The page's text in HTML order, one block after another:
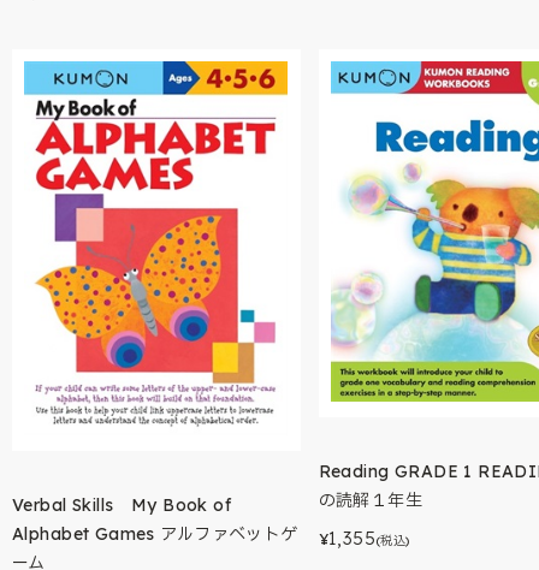
Verbal Skills My Book of
Alphabet Games アルファベットゲ
ーム
Reading GRADE 1
の読解１年生
¥1,355(税込)